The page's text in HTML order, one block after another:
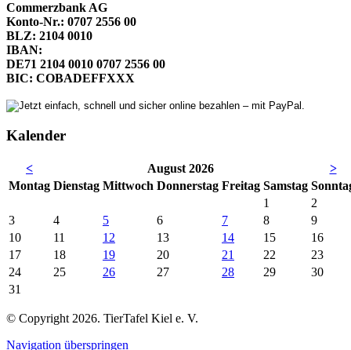
Commerzbank AG
Konto-Nr.: 0707 2556 00
BLZ: 2104 0010
IBAN:
DE71 2104 0010 0707 2556 00
BIC: COBADEFFXXX
Kalender
< August 2026
>
Montag Dienstag Mittwoch Donnerstag Freitag Samstag So
1
2
3
4 5 6 7 8
9
10
11 12 13 14 15
16
17
18 19 20 21 22
23
24
25 26 27 28 29
30
31
© Copyright 2026. TierTafel Kiel e. V.
Navigation überspringen